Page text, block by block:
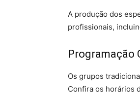
A produção dos
profissionais,
Programação
Os grupos
Confira os horários